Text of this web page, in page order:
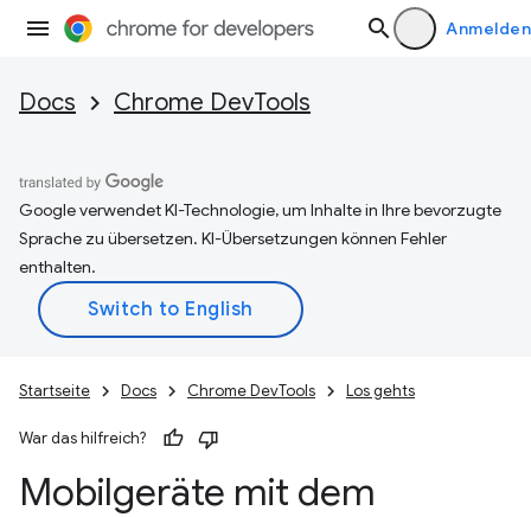
Anmelden
Docs Chrome DevTools
Google verwendet KI-Technologie, um Inhalte in Ihre bevorzugte
Sprache zu übersetzen. KI-Übersetzungen können Fehler
enthalten.
Startseite Docs Chrome DevTools Los gehts
War das hilfreich?
Mobilgeräte mit dem